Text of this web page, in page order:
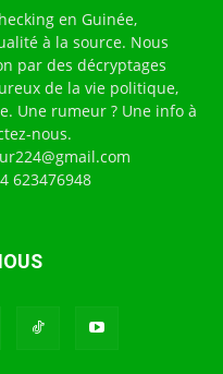
en Guinée,
à la source. Nous
par des décryptages
de la vie politique,
Une rumeur ? Une info à
nous.
623476948